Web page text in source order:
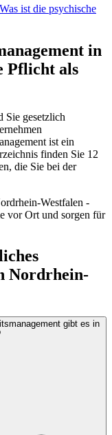
Was ist die psychische
in
Pflicht als
Sie gesetzlich
ist ein
finden Sie 12
die Sie bei der
Westfalen -
vor Ort und sorgen für
Nordrhein-
gibt es in